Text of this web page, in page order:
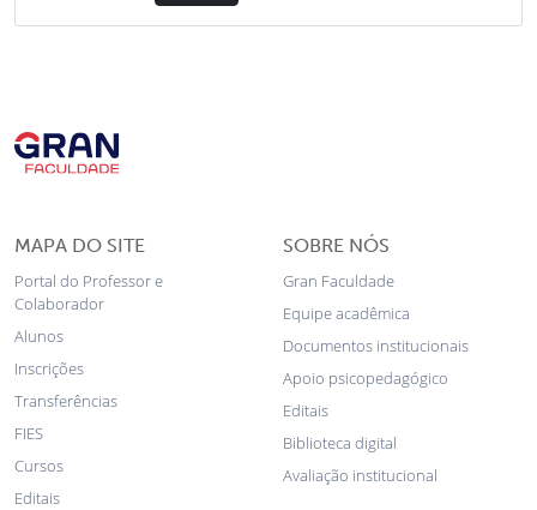
MAPA DO SITE
Portal do Professor e
Colaborador
Alunos
Inscrições
Transferências
FIES
Cursos
Editais
SOBRE NÓS
Gran Faculdade
Equipe acadêmica
Documentos institucionais
Apoio psicopedagógico
Editais
Biblioteca digital
Avaliação institucional